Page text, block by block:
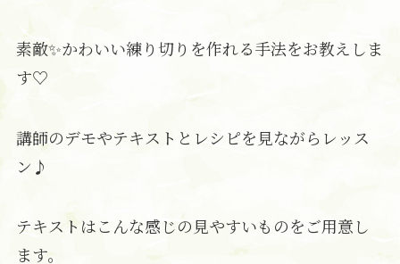
素敵✨かわいい練り切りを作れる手法をお教えしま
す♡
講師のデモやテキストとレシピを見ながらレッス
ン♪
テキストはこんな感じの見やすいものをご用意し
ます。